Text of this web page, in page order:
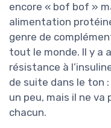
encore « bof bof »
alimentation
genre de
tout le monde. Il y a
résistance à
de suite dans le ton
un peu, mais il ne va
chacun.